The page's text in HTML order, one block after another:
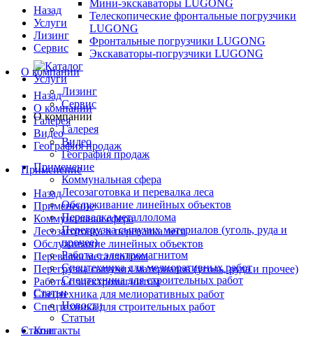
Мини-экскаваторы LUGONG
Телескопические фронтальные погрузчики
LUGONG
Фронтальные погрузчики LUGONG
Экскаваторы-погрузчики LUGONG
Услуги
Лизинг
Сервис
О компании
Галерея
Видео
География продаж
Применение
Коммунальная сфера
Лесозаготовка и перевалка леса
Обслуживание линейных объектов
Перевалка металлолома
Перегрузка сыпучих материалов (уголь, руда и
прочее)
Работа с электромагнитом
Спецтехника для мелиоративных работ
Спецтехника для строительных работ
Статьи
Новости
Статьи
Контакты
Назад
Услуги
Лизинг
Сервис
О компании
Назад
О компании
Галерея
Видео
География продаж
Применение
Назад
Применение
Коммунальная сфера
Лесозаготовка и перевалка леса
Обслуживание линейных объектов
Перевалка металлолома
Перегрузка сыпучих материалов (уголь, руда и прочее)
Работа с электромагнитом
Спецтехника для мелиоративных работ
Спецтехника для строительных работ
Статьи